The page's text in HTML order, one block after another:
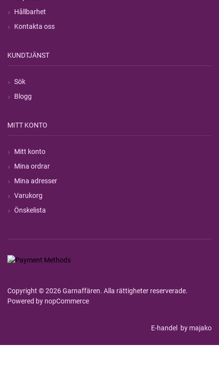
Hållbarhet
Kontakta oss
KUNDTJÄNST
Sök
Blogg
MITT KONTO
Mitt konto
Mina ordrar
Mina adresser
Varukorg
Önskelista
Copyright © 2026 Garnaffären. Alla rättigheter reserverade.
Powered by nopCommerce
E-handel by majako